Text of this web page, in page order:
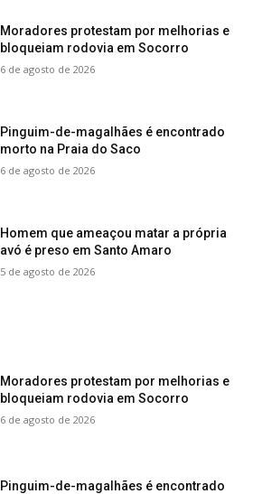
Moradores protestam por melhorias e
bloqueiam rodovia em Socorro
6 de agosto de 2026
Pinguim-de-magalhães é encontrado
morto na Praia do Saco
6 de agosto de 2026
Homem que ameaçou matar a própria
avó é preso em Santo Amaro
5 de agosto de 2026
Moradores protestam por melhorias e
bloqueiam rodovia em Socorro
6 de agosto de 2026
Pinguim-de-magalhães é encontrado